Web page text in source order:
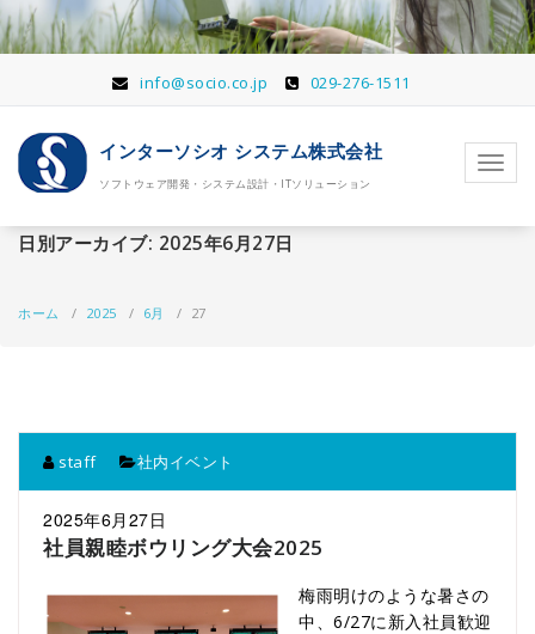
コ
ン
テ
ツ
info@socio.co.jp 029-276-1511
インターソシオ システム株式会社
ソフトウェア開発・システム設計・ITソリューション
ナ
ビ
日別アーカイブ: 2025年6月27日
ホーム / 2025 / 6月 / 27
staff 社内イベント
2025年6月27日
社員親睦ボウリング大会2025
梅雨明けのような暑さの
中、6/27に新入社員歓迎